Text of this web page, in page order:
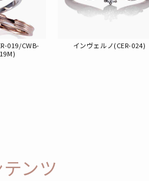
019/CWB-
インヴェルノ(CER-024)
ンツ